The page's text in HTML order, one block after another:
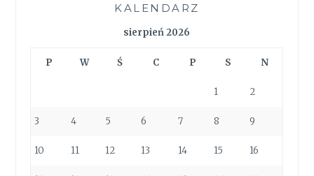
KALENDARZ
sierpień 2026
P W Ś C P S N
1 2
3 4 5 6 7 8 9
10 11 12 13 14 15 16